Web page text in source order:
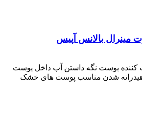
بالانس آپیس
پوست نگه داستن آب داخل پوست
شدن مناسب پوست های خشک